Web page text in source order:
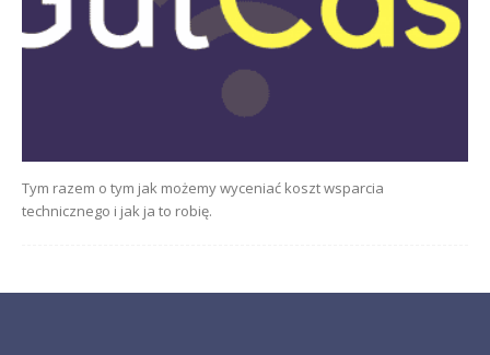
Tym razem o tym jak możemy wyceniać koszt wsparcia
technicznego i jak ja to robię.